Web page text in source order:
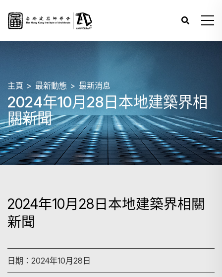
主頁 最新動態 最新消息
2024年10月28日本地建築界相
關新聞
2024年10月28日本地建築界相關
新聞
日期：2024年10月28日